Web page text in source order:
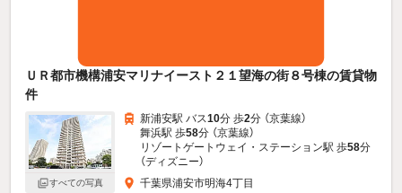
ＵＲ都市機構浦安マリナイースト２１望海の街８号棟の賃貸物
件
すべての写真
新浦安駅 バス10分 歩2分 （京葉線）
舞浜駅 歩58分 （京葉線）
リゾートゲートウェイ・ステーション駅 歩58分
（ディズニー）
千葉県浦安市明海4丁目